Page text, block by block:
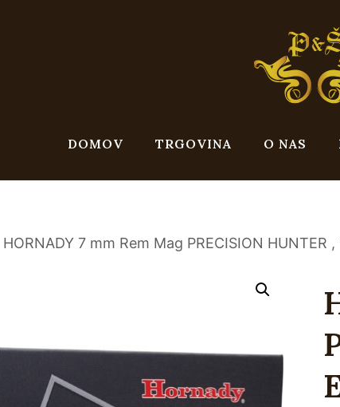
DOMOV TRGOVINA O NAS
HORNADY 7 mm Rem Mag PRECISION HUNTER